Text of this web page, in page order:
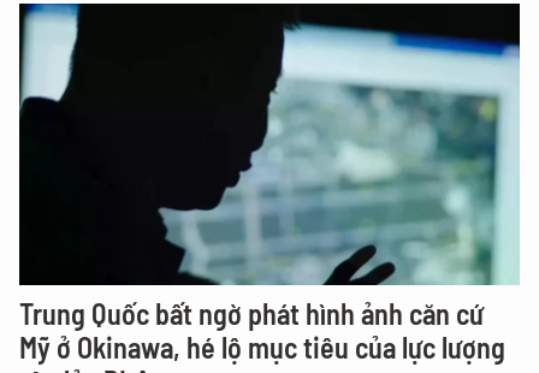
Trung Quốc bất ngờ phát hình ảnh căn cứ
Mỹ ở Okinawa, hé lộ mục tiêu của lực lượng